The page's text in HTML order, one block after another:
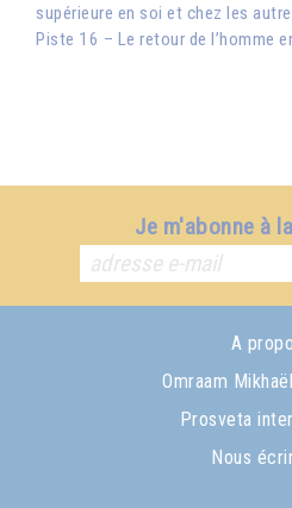
supérieure en soi et chez les
Piste 16 – Le retour de l’homme
Je m'abonne à
A
Omraam
Prosveta
Nous